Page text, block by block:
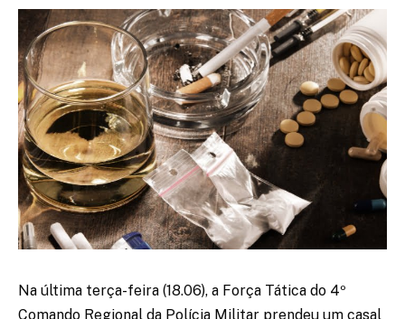
Na última terça-feira (18.06), a Força Tática do 4º
Comando Regional da Polícia Militar prendeu um casal